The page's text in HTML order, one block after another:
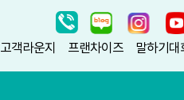
고객라운지 프랜차이즈 말하기대